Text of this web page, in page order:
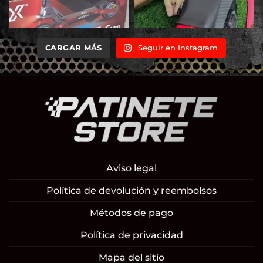
CARGAR MÁS Seguir en Instagram
Aviso legal
Política de devolución y reembolsos
Métodos de pago
Política de privacidad
Mapa del sitio